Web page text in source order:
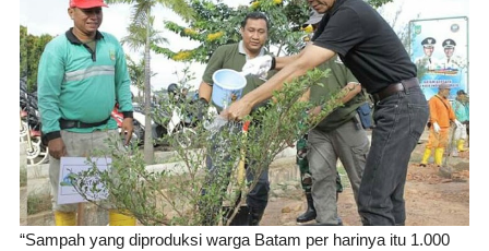
“Sampah yang diproduksi warga Batam per harinya itu 1.000